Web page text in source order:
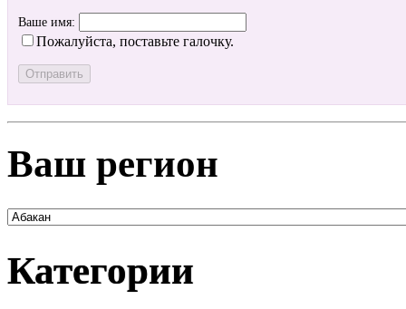
Ваше имя:
Пожалуйста, поставьте галочку.
Ваш регион
Категории